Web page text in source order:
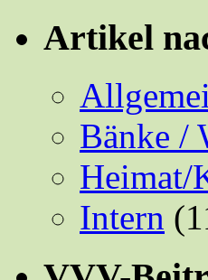
Artikel
Bänke /
Heimat/
Intern